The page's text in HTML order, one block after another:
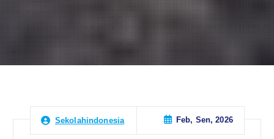
Sekolahindonesia Feb, Sen, 2026